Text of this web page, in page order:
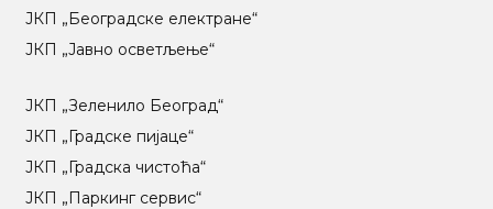
ЈКП „Београдске електране“
ЈКП „Јавно осветљење“
ЈКП „Зеленило Београд“
ЈКП „Градске пијаце“
ЈКП „Градска чистоћа“
ЈКП „Паркинг сервис“